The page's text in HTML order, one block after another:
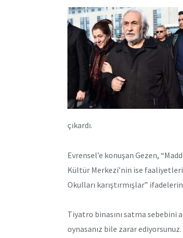
çıkardı.
Evrensel’e konuşan Gezen,
Kültür Merkezi’nin ise
Okulları karıştırmışlar”
Tiyatro binasını satma
oynasanız bile zarar